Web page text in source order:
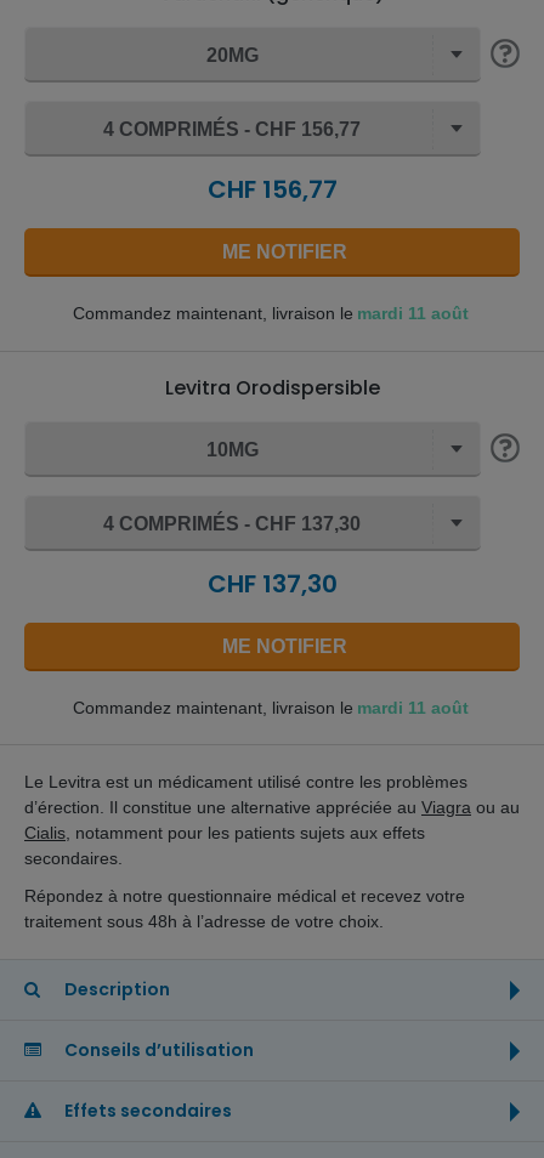
20MG
4 COMPRIMÉS - CHF 156,77
CHF 156,77
ME NOTIFIER
Commandez maintenant, livraison le mardi 11 août
Levitra Orodispersible
10MG
4 COMPRIMÉS - CHF 137,30
CHF 137,30
ME NOTIFIER
Commandez maintenant, livraison le mardi 11 août
Le Levitra est un médicament utilisé contre les problèmes
d’érection. Il constitue une alternative appréciée au Viagra ou au
Cialis, notamment pour les patients sujets aux effets
secondaires.
Répondez à notre questionnaire médical et recevez votre
traitement sous 48h à l’adresse de votre choix.
Description
Conseils d’utilisation
Effets secondaires